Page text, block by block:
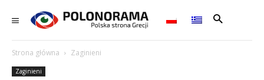
Strona główna Zaginieni
Zaginieni